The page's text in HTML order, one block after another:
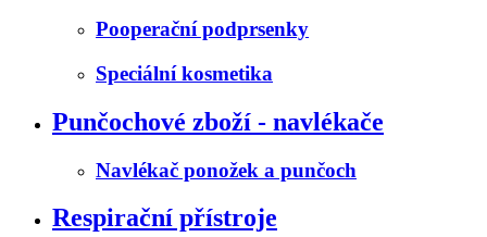
Pooperační podprsenky
Speciální kosmetika
Punčochové zboží - navlékače
Navlékač ponožek a punčoch
Respirační přístroje